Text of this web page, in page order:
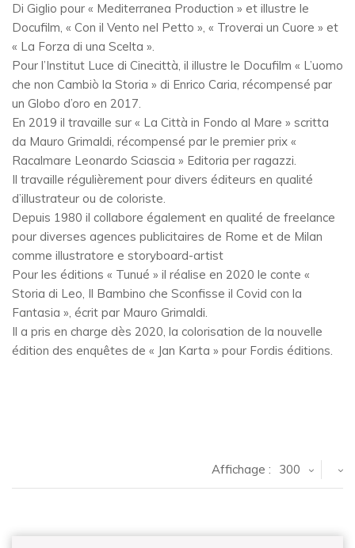
Di Giglio pour « Mediterranea Production » et illustre le
Docufilm, « Con il Vento nel Petto », « Troverai un Cuore » et
« La Forza di una Scelta ».
Pour l’Institut Luce di Cinecittà, il illustre le Docufilm « L’uomo
che non Cambiò la Storia » di Enrico Caria, récompensé par
un Globo d’oro en 2017.
En 2019 il travaille sur « La Città in Fondo al Mare » scritta
da Mauro Grimaldi, récompensé par le premier prix «
Racalmare Leonardo Sciascia » Editoria per ragazzi.
Il travaille régulièrement pour divers éditeurs en qualité
d’illustrateur ou de coloriste.
Depuis 1980 il collabore également en qualité de freelance
pour diverses agences publicitaires de Rome et de Milan
comme illustratore e storyboard-artist
Pour les éditions « Tunué » il réalise en 2020 le conte «
Storia di Leo, Il Bambino che Sconfisse il Covid con la
Fantasia », écrit par Mauro Grimaldi.
Il a pris en charge dès 2020, la colorisation de la nouvelle
édition des enquêtes de « Jan Karta » pour Fordis éditions.
Affichage : 300